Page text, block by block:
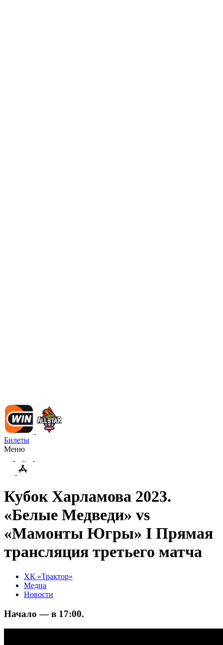
Билеты
Меню
Кубок Харламова 2023.
«Белые Медведи» vs
«Мамонты Югры» I Прямая
трансляция третьего матча
ХК «Трактор»
Медиа
Новости
Начало — в 17:00.